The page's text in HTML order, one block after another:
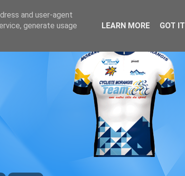
and user-agent
generate usage
LEARN MORE GOT IT